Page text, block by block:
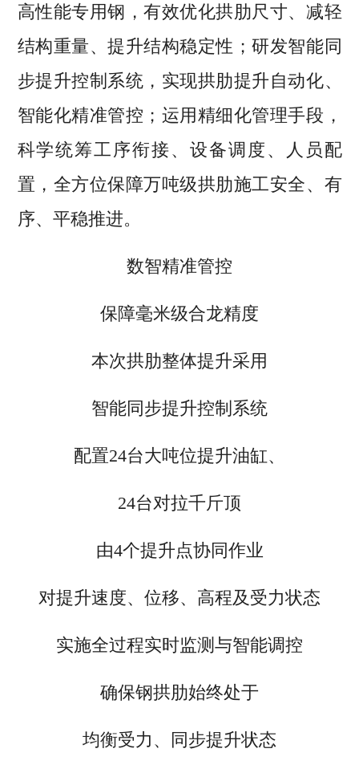
高性能专用钢，有效优化拱肋尺寸、减轻
结构重量、提升结构稳定性；研发智能同
步提升控制系统，实现拱肋提升自动化、
智能化精准管控；运用精细化管理手段，
科学统筹工序衔接、设备调度、人员配
置，全方位保障万吨级拱肋施工安全、有
序、平稳推进。
数智精准管控
保障毫米级合龙精度
本次拱肋整体提升采用
智能同步提升控制系统
配置24台大吨位提升油缸、
24台对拉千斤顶
由4个提升点协同作业
对提升速度、位移、高程及受力状态
实施全过程实时监测与智能调控
确保钢拱肋始终处于
均衡受力、同步提升状态